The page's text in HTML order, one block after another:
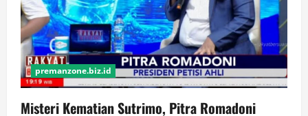
premanzone.biz.id
Misteri Kematian Sutrimo, Pitra Romadoni